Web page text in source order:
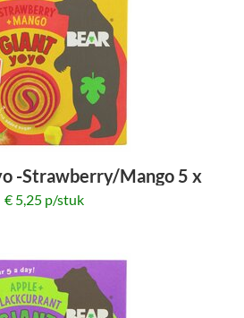
-Strawberry/Mango 5 x
20g
€ 5,25 p/stuk